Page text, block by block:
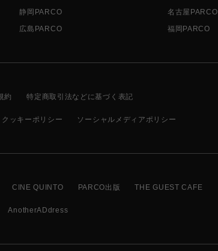
静岡PARCO
名古屋PARCO
広島PARCO
福岡PARCO
約 特定商取引法などに基づく表記
クッキーポリシー ソーシャルメディアポリシー
CINE QUINTO PARCO出版 THE GUEST CAFE
AnotherADdress